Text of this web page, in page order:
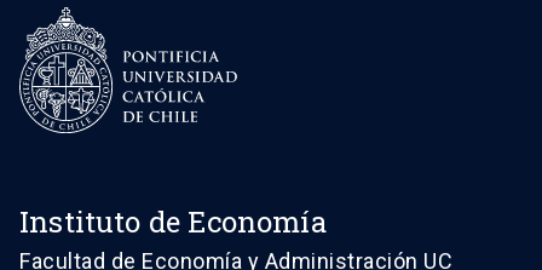
Instituto de Economía
Facultad de Economía y Administración UC